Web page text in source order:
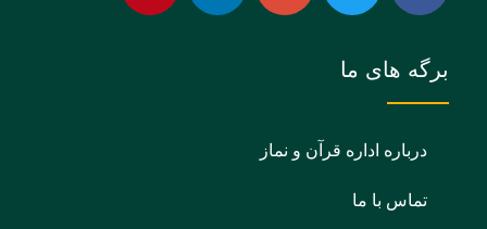
برگه های ما
درباره اداره قرآن و نماز
تماس با ما